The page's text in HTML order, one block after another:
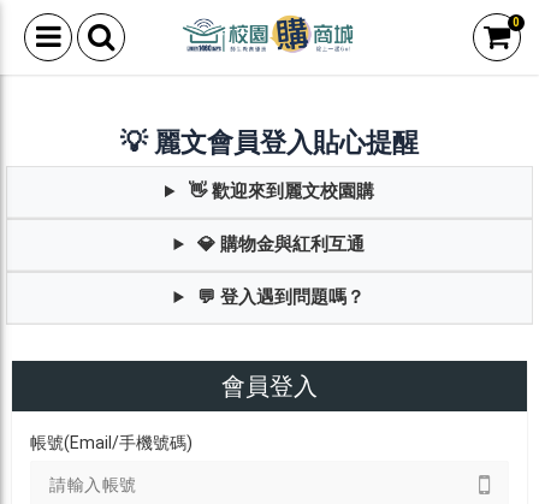
0
💡 麗文會員登入貼心提醒
👋 歡迎來到麗文校園購
💎 購物金與紅利互通
💬 登入遇到問題嗎？
會員登入
帳號(Email/手機號碼)